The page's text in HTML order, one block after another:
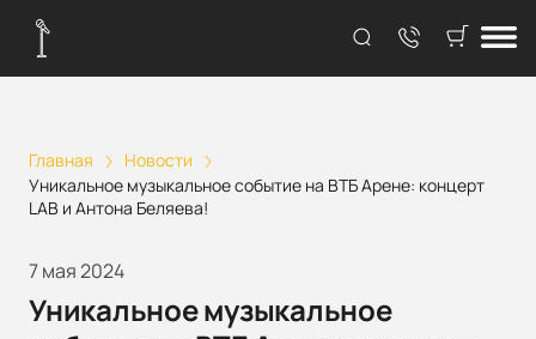
Главная
Новости
Уникальное музыкальное событие на ВТБ Арене: концерт
LAB и Антона Беляева!
7 мая 2024
Уникальное музыкальное